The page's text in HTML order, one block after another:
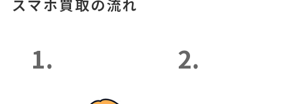
スマホ買取の流れ
1. 2.